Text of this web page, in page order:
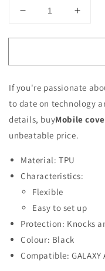
Réduire
quantité
Mobile
GALAXY
A42
KSIX
Black
A42
KSIX
Black
If you're passionate
to date on technology
details, buyMobile
unbeatable price.
Material: TPU
Characteristics:
Flexible
Easy to set up
Protection: Knocks
Colour: Black
Compatible: GALAXY